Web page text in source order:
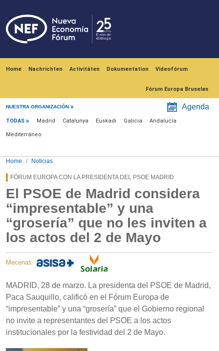
Home Nachrichten Activitäten Dokumentation Videofórum
Fórum Europa Bruselas
NUESTRA ORGANIZACIÓN Agenda
Menú noticias
TODAS Madrid Catalunya Euskadi Galicia Andalucía
Mediterráneo
Home Noticias
FÓRUM EUROPA CON LA PRESIDENTA DEL PSOE MADRID
El PSOE de Madrid considera
“impresentable” y una
“grosería” que no les inviten a
los actos del 2 de Mayo
Mecenas
MADRID, 28 de marzo. La presidenta del PSOE de Madrid,
Paca Sauquillo, calificó en el Fórum Europa de
“impresentable” y una “grosería” que el Gobierno regional
no invite a representantes del PSOE a los actos
institucionales por la festividad del 2 de Mayo.